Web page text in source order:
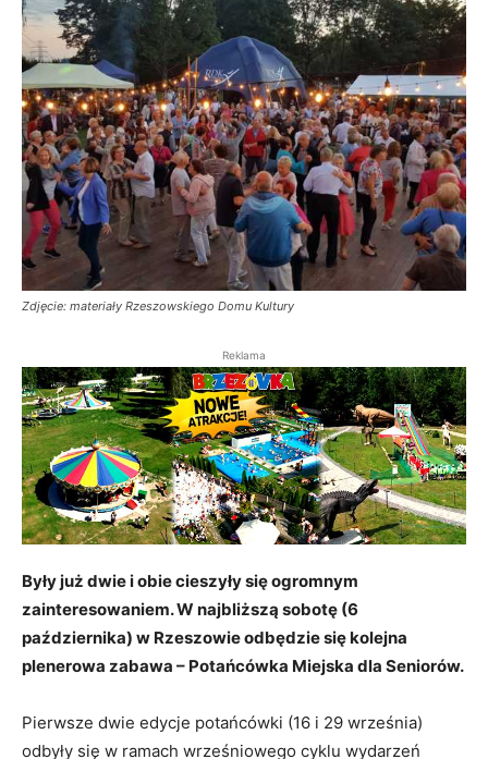
Zdjęcie: materiały Rzeszowskiego Domu Kultury
Reklama
Były już dwie i obie cieszyły się ogromnym
zainteresowaniem. W najbliższą sobotę (6
października) w Rzeszowie odbędzie się kolejna
plenerowa zabawa – Potańcówka Miejska dla Seniorów.
Pierwsze dwie edycje potańcówki (16 i 29 września)
odbyły się w ramach wrześniowego cyklu wydarzeń